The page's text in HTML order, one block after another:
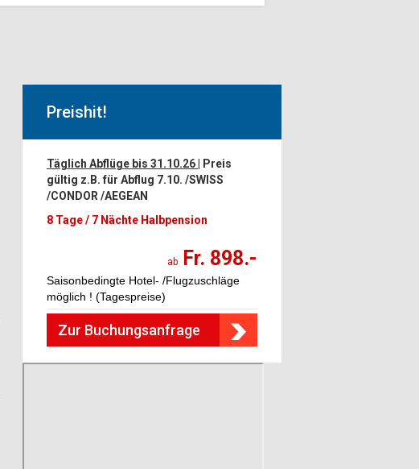
Preishit!
Täglich Abflüge bis 31.10.26
| Preis
gültig z.B. für Abflug 7.10. /SWISS
/CONDOR /AEGEAN
8 Tage / 7 Nächte Halbpension
ab Fr. 898.-
Saisonbedingte Hotel- /Flugzuschläge
möglich ! (Tagespreise)
Zur Buchungsanfrage